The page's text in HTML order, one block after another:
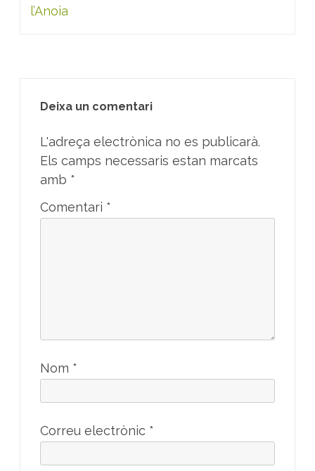
l’Anoia
Deixa un comentari
L'adreça electrònica no es publicarà.
Els camps necessaris estan marcats
amb *
Comentari *
Nom *
Correu electrònic *